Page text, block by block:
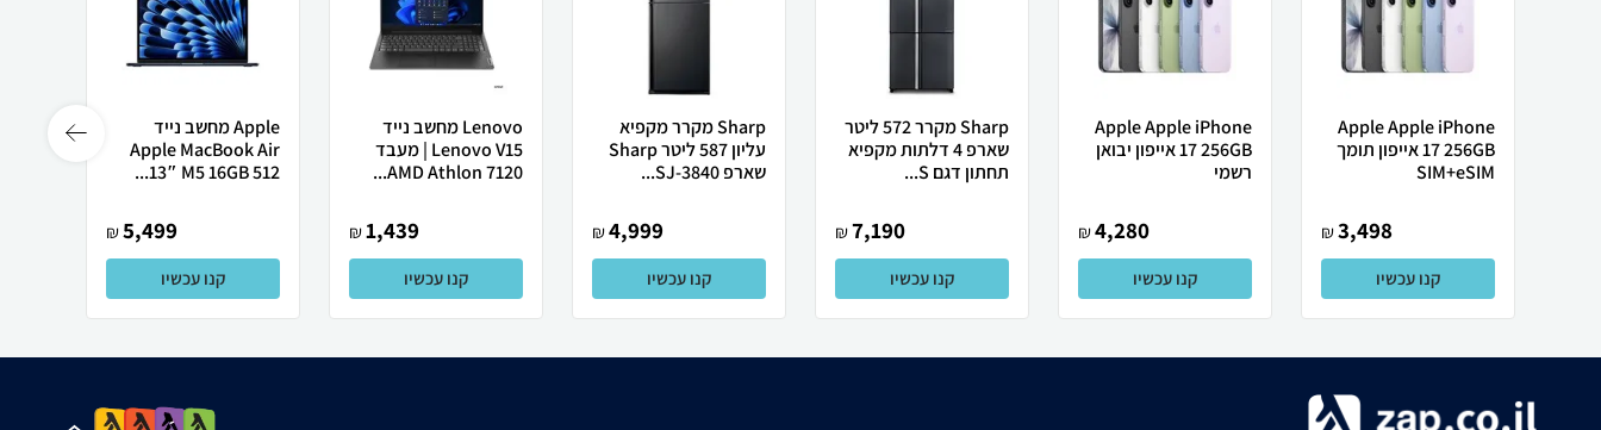
Apple Apple iPhone
17 256GB אייפון תומך
SIM+eSIM
3,498
₪
קנו עכשיו
Apple Apple iPhone
17 256GB אייפון יבואן
רשמי
4,280
₪
קנו עכשיו
Sharp מקרר 572 ליטר
שארפ 4 דלתות מקפיא
תחתון דגם S...
7,190
₪
קנו עכשיו
Sharp מקרר מקפיא
עליון 587 ליטר Sharp
שארפ SJ-3840...
4,999
₪
קנו עכשיו
Lenovo מחשב נייד
Lenovo V15 | מעבד
AMD Athlon 7120...
1,439
₪
קנו עכשיו
Apple מחשב נייד
Apple MacBook Air
13″ M5 ‎16GB 512...
5,499
₪
קנו עכשיו